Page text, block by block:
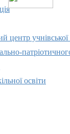
центр учнівської
освіти